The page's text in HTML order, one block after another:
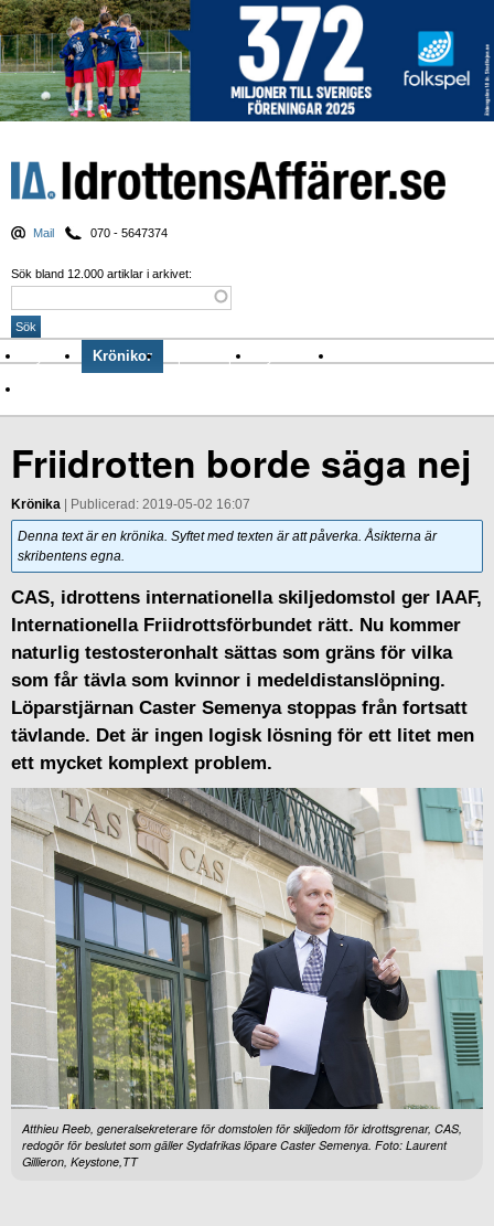
Mail 070 - 5647374
Sök bland 12.000 artiklar i arkivet:
Nyheter Krönikor Sport & spel Nyhetsbrev
Friidrotten borde säga nej
Krönika | Publicerad: 2019-05-02 16:07
Denna text är en krönika. Syftet med texten är att påverka. Åsikterna är
skribentens egna.
CAS, idrottens internationella skiljedomstol ger IAAF,
Internationella Friidrottsförbundet rätt. Nu kommer
naturlig testosteronhalt sättas som gräns för vilka
som får tävla som kvinnor i medeldistanslöpning.
Löparstjärnan Caster Semenya stoppas från fortsatt
tävlande. Det är ingen logisk lösning för ett litet men
ett mycket komplext problem.
Atthieu Reeb, generalsekreterare för domstolen för skiljedom för idrottsgrenar, CAS,
redogör för beslutet som gäller Sydafrikas löpare Caster Semenya. Foto: Laurent
Gillieron, Keystone,TT